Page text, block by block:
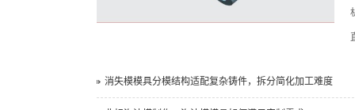
消失模模具分模结构适配复杂铸件，拆分简化加工难度